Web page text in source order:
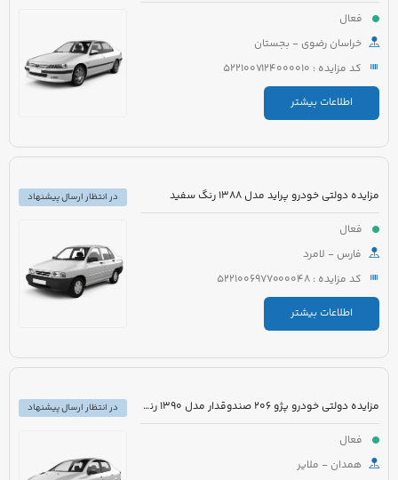
فعال
خراسان رضوی - بجستان
کد مزایده : 5221007124000010
اطلاعات بیشتر
مزایده دولتی خودرو پراید مدل 1388 رنگ سفید
فعال
فارس - لامرد
کد مزایده : 5221006977000048
اطلاعات بیشتر
در انتظار ارسال پیشنهاد
مزایده دولتی خودرو پژو 206 صندوقدار مدل 1390 رنگ سفید روغنی
فعال
همدان - ملایر
در انتظار ارسال پیشنهاد